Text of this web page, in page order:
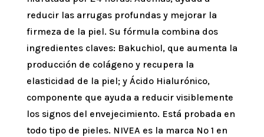
reducir las arrugas profundas y mejorar la
firmeza de la piel. Su fórmula combina dos
ingredientes claves: Bakuchiol, que aumenta la
producción de colágeno y recupera la
elasticidad de la piel; y Ácido Hialurónico,
componente que ayuda a reducir visiblemente
los signos del envejecimiento. Está probada en
todo tipo de pieles. NIVEA es la marca Nº 1 en